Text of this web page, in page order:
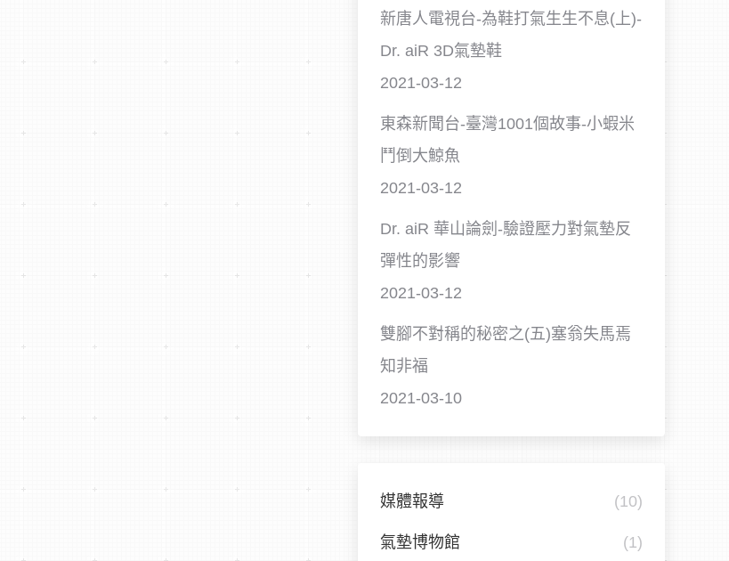
新唐人電視台-為鞋打氣生生不息(上)-
Dr. aiR 3D氣墊鞋
2021-03-12
東森新聞台-臺灣1001個故事-小蝦米
鬥倒大鯨魚
2021-03-12
Dr. aiR 華山論劍-驗證壓力對氣墊反
彈性的影響
2021-03-12
雙腳不對稱的秘密之(五)塞翁失馬焉
知非福
2021-03-10
媒體報導 (10)
氣墊博物館 (1)